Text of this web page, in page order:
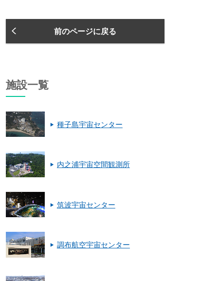
前のページに戻る
施設一覧
種子島宇宙センター
内之浦宇宙空間観測所
筑波宇宙センター
調布航空宇宙センター